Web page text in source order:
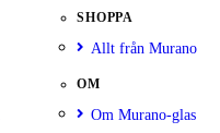
SHOPPA
Allt från Murano
OM
Om Murano-glas